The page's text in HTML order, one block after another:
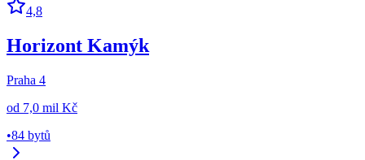
4,8
Horizont Kamýk
Praha 4
od 7,0 mil Kč
•84 bytů